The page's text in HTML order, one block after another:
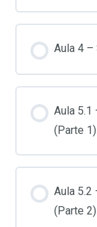
Aula 4
Aula 5.1
(Parte
Aula 5.2
(Parte